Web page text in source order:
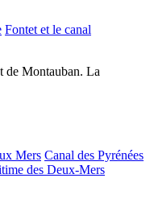
Fontet et le canal
de Montauban. La
Mers Canal des Pyrénées
des Deux-Mers